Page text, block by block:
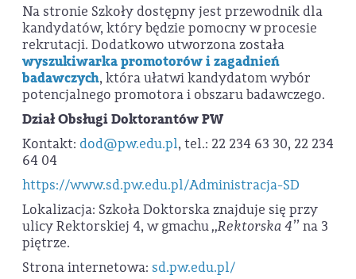
Na stronie Szkoły dostępny jest przewodnik dla
kandydatów, który będzie pomocny w procesie
rekrutacji. Dodatkowo utworzona została
wyszukiwarka promotorów i zagadnień
badawczych, która ułatwi kandydatom wybór
potencjalnego promotora i obszaru badawczego.
Dział Obsługi Doktorantów PW
Kontakt: dod@pw.edu.pl, tel.: 22 234 63 30, 22 234
64 04
https://www.sd.pw.edu.pl/Administracja-SD
Lokalizacja: Szkoła Doktorska znajduje się przy
ulicy Rektorskiej 4, w gmachu,,Rektorska 4’’na 3
piętrze.
Strona internetowa: sd.pw.edu.pl/